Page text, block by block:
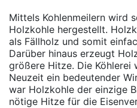
Mittels Kohlenmeilern wird
Holzkohle hergestellt.
als Fällholz und somit
Darüber hinaus erzeugt
größere Hitze. Die Köhlerei
Neuzeit ein bedeutender
war Holzkohle der einzige
nötige Hitze für die